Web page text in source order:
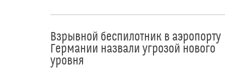
Взрывной беспилотник в аэропорту
Германии назвали угрозой нового
уровня